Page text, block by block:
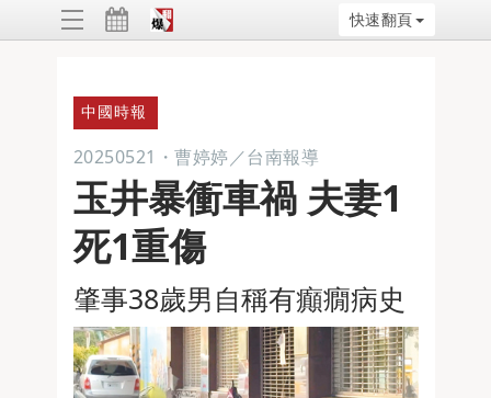
快速翻頁
中國時報
20250521 ・ 曹婷婷／台南報導
玉井暴衝車禍 夫妻1
死1重傷
肇事38歲男自稱有癲癇病史